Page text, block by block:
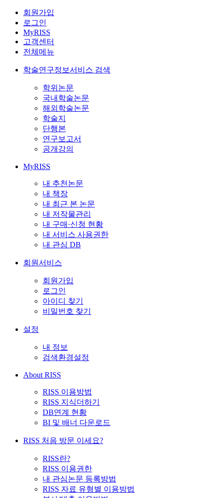
회원가입
로그인
MyRISS
고객센터
전체메뉴
학술연구정보서비스 검색
학위논문
국내학술논문
해외학술논문
학술지
단행본
연구보고서
공개강의
MyRISS
내 추천논문
내 책장
내 최근 본 논문
내 저작물관리
내 구매·신청 현황
내 서비스 사용권한
내 관심 DB
회원서비스
회원가입
로그인
아이디 찾기
비밀번호 찾기
설정
내 정보
검색환경설정
About RISS
RISS 이용방법
RISS 지식더하기
DB연계 현황
BI 및 배너 다운로드
RISS 처음 방문 이세요?
RISS란?
RISS 이용권한
내 관심논문 등록방법
RISS 자료 유형별 이용방법